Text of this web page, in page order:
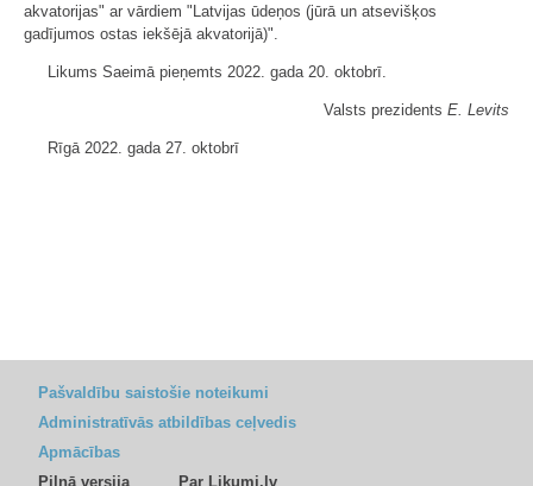
akvatorijas" ar vārdiem "Latvijas ūdeņos (jūrā un atsevišķos
gadījumos ostas iekšējā akvatorijā)".
Likums Saeimā pieņemts 2022. gada 20. oktobrī.
Valsts prezidents E. Levits
Rīgā 2022. gada 27. oktobrī
Pašvaldību saistošie noteikumi
Administratīvās atbildības ceļvedis
Apmācības
Pilnā versija
Par Likumi.lv